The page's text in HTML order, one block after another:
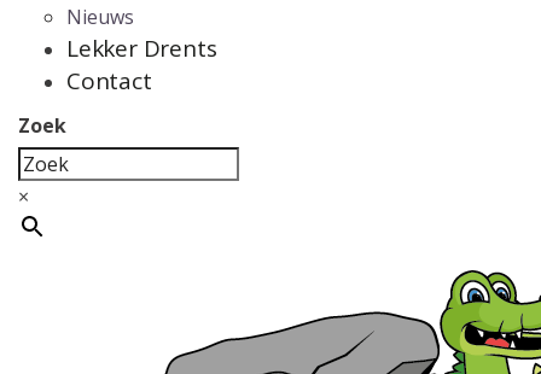
Nieuws
Lekker Drents
Contact
Zoek
×